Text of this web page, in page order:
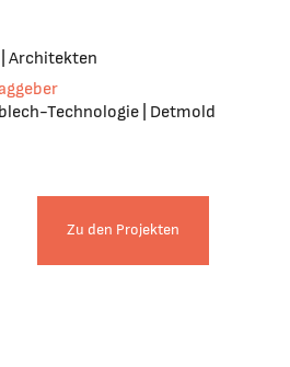
Architekten
Technologie | Detmold
Zu den Projekten